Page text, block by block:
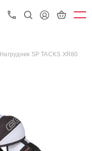
Нагрудник SP TACKS XR80